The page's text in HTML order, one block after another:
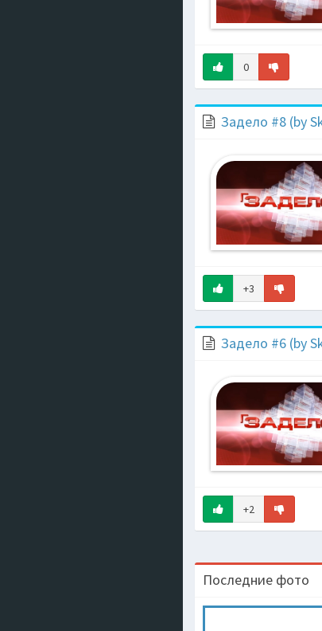
0
Задело #8 (by
+3
Задело #6 (by
+2
Последние фото